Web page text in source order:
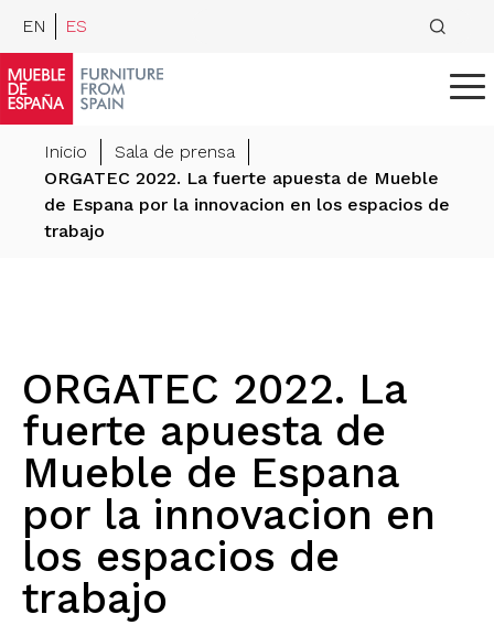
EN ES
Inicio
Sala de prensa
ORGATEC 2022. La fuerte apuesta de Mueble
de Espana por la innovacion en los espacios de
trabajo
ORGATEC 2022. La
fuerte apuesta de
Mueble de Espana
por la innovacion en
los espacios de
trabajo